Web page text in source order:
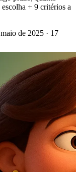
escolha + 9 critérios a
de 2025 · 17